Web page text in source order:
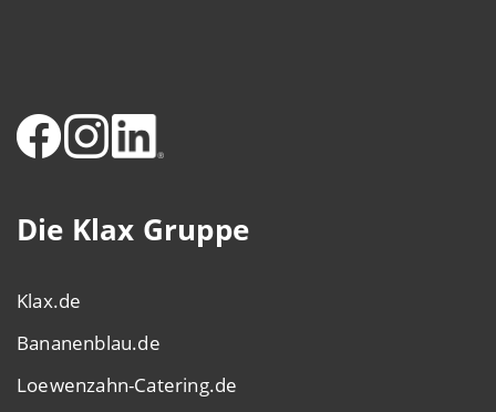
Die Klax Gruppe
Klax.de
Bananenblau.de
Loewenzahn-Catering.de